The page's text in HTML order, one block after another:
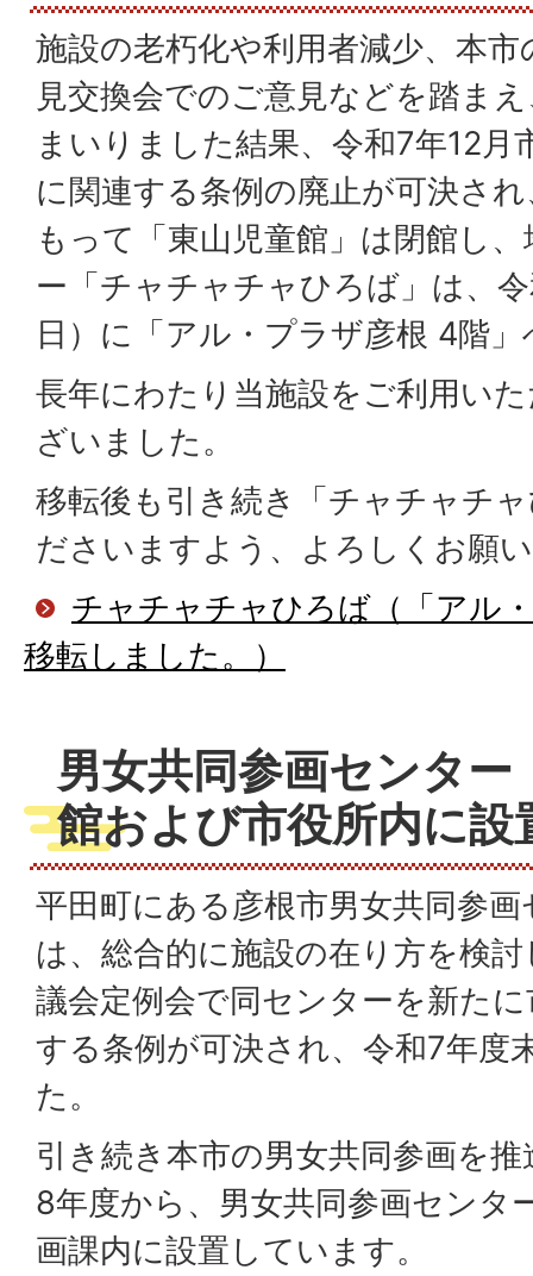
施設の⽼朽化や利⽤者減少、本
⾒交換会でのご意⾒などを踏ま
まいりました結果、令和7年12⽉
に関連する条例の廃⽌が可決さ
もって「東⼭児童館」は閉館し
ー「チャチャチャひろば」は、
⽇）に「アル・プラザ彦根 4階
長年にわたり当施設をご利用い
ざいました。
移転後も引き続き「チャチャチ
ださいますよう、よろしくお願
チャチャチャひろば（「アル
移転しました。）
男女共同参画センター
館および市役所内に設
平田町にある彦根市男女共同参
は、総合的に施設の在り方を検
議会定例会で同センターを新た
する条例が可決され、令和7年度
た。
引き続き本市の男女共同参画を
8年度から、男女共同参画センタ
画課内に設置しています。